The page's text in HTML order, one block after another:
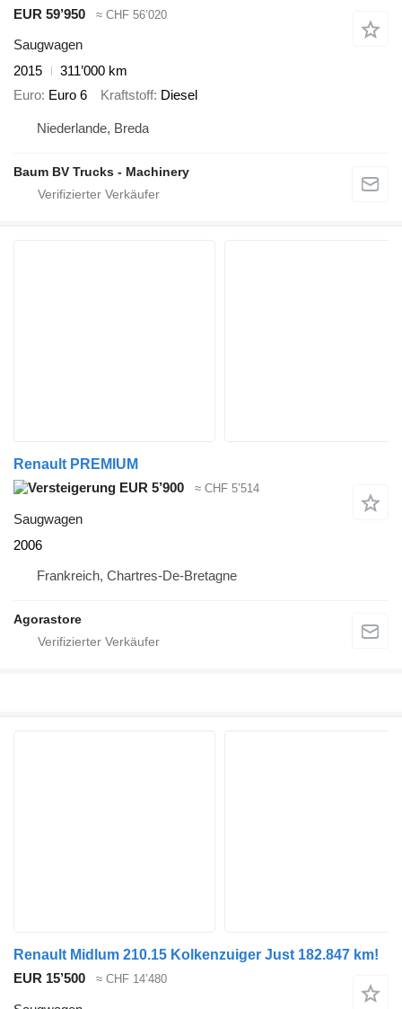
EUR 59’950 ≈ CHF 56’020
Saugwagen
2015
311’000 km
Euro Euro 6 Kraftstoff Diesel
Niederlande, Breda
Baum BV Trucks - Machinery
Renault PREMIUM
EUR 5’900
≈ CHF 5’514
Saugwagen
2006
Frankreich, Chartres-De-Bretagne
Agorastore
Renault Midlum 210.15 Kolkenzuiger Just 182.847 km!
EUR 15’500
≈ CHF 14’480